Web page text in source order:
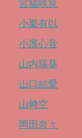
宮脇咲良
小栗有以
小濱心音
山内瑞葵
山口結愛
山﨑空
岡田奈々